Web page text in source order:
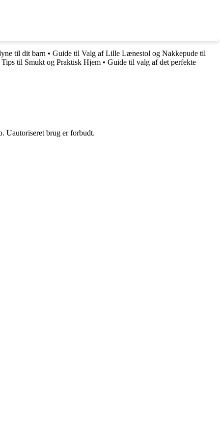
til dit barn • Guide til Valg af Lille Lænestol og Nakkepude til
til Smukt og Praktisk Hjem • Guide til valg af det perfekte
Uautoriseret brug er forbudt.